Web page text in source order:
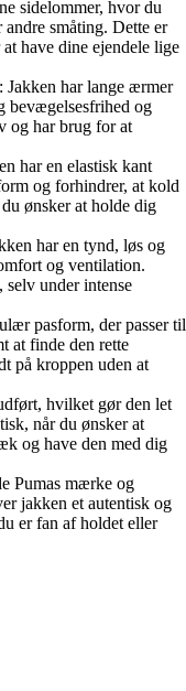
sidelommer, hvor du
småting. Dette er
have dine ejendele lige
: Jakken har lange ærmer
bevægelsesfrihed og
og har brug for at
har en elastisk kant
og forhindrer, at kold
ønsker at holde dig
har en tynd, løs og
og ventilation.
selv under intense
pasform, der passer til
at finde den rette
på kroppen uden at
hvilket gør den let
når du ønsker at
og have den med dig
Pumas mærke og
jakken et autentisk og
er fan af holdet eller